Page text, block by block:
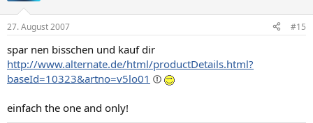
27. August 2007 #15
spar nen bisschen und kauf dir
http://www.alternate.de/html/productDetails.html?
baseId=10323&artno=v5lo01
einfach the one and only!